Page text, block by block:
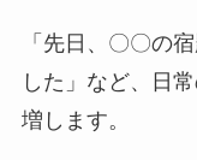
「先日、〇〇の
した」など、日
増します。